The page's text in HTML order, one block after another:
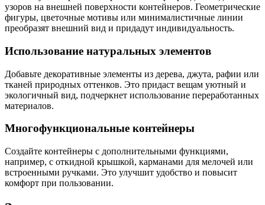
узоров на внешней поверхности контейнеров. Геометрические
фигуры, цветочные мотивы или минималистичные линии
преобразят внешний вид и придадут индивидуальность.
Использование натуральных элементов
Добавьте декоративные элементы из дерева, джута, рафии или
тканей природных оттенков. Это придаст вещам уютный и
экологичный вид, подчеркнет использование переработанных
материалов.
Многофункциональные контейнеры
Создайте контейнеры с дополнительными функциями,
например, с откидной крышкой, карманами для мелочей или
встроенными ручками. Это улучшит удобство и повысит
комфорт при пользовании.